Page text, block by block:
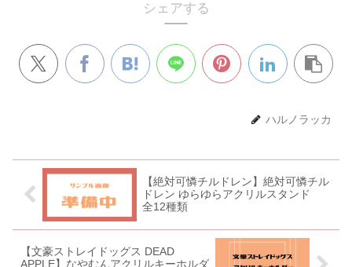
シェアする
ハルノラッカ
【絶対可憐チルドレン】絶対可憐チル
ドレン ゆらゆらアクリルスタンド
全12種類
【文豪ストレイドッグス DEAD
APPLE】なやむんアクリルキーホルダ